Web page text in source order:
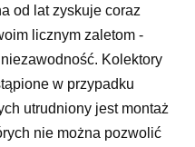
od lat zyskuje coraz
licznym zaletom -
Kolektory
w przypadku
utrudniony jest montaż
nie można pozwolić